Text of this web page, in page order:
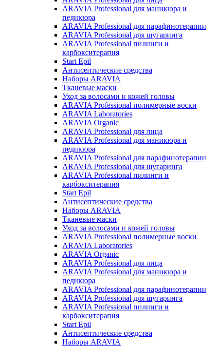
ARAVIA Professional для маникюра и
педикюра
ARAVIA Professional для парафинотерапии
ARAVIA Professional для шугаринга
ARAVIA Professional пилинги и
карбокситерапия
Start Epil
Антисептические средства
Наборы ARAVIA
Тканевые маски
Уход за волосами и кожей головы
ARAVIA Professional полимерные воски
ARAVIA Laboratories
ARAVIA Organic
ARAVIA Professional для лица
ARAVIA Professional для маникюра и
педикюра
ARAVIA Professional для парафинотерапии
ARAVIA Professional для шугаринга
ARAVIA Professional пилинги и
карбокситерапия
Start Epil
Антисептические средства
Наборы ARAVIA
Тканевые маски
Уход за волосами и кожей головы
ARAVIA Professional полимерные воски
ARAVIA Laboratories
ARAVIA Organic
ARAVIA Professional для лица
ARAVIA Professional для маникюра и
педикюра
ARAVIA Professional для парафинотерапии
ARAVIA Professional для шугаринга
ARAVIA Professional пилинги и
карбокситерапия
Start Epil
Антисептические средства
Наборы ARAVIA